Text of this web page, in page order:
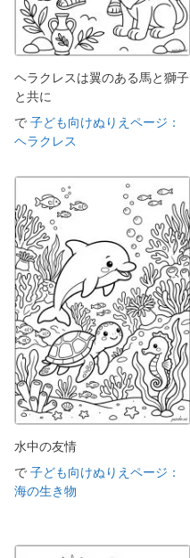
ヘラクレスは翼のある馬と獅子
と共に
で 子ども向けぬりえページ：
ヘラクレス
水中の友情
で 子ども向けぬりえページ：
海の生き物